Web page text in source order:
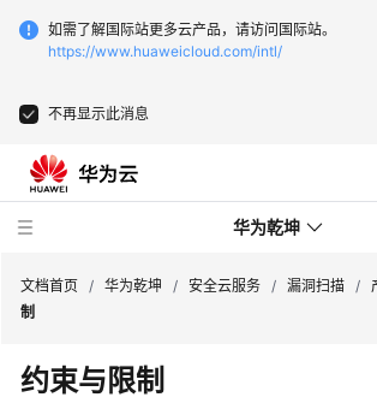
如需了解国际站更多云产品，请访问国际站。
https://www.huaweicloud.com/intl/
不再显示此消息
华为乾坤
全
文档首页 / 华为乾坤 / 安全云服务 / 漏洞扫描 /
制
约束与限制